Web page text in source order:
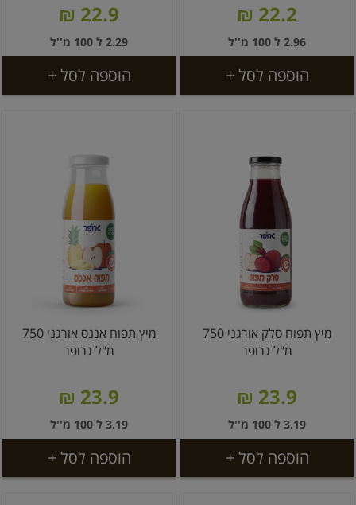
22.2 ₪
2.96 ל 100 מ''ל
הוספה לסל +
22.9 ₪
2.29 ל 100 מ''ל
הוספה לסל +
מיץ תפוח סלק אורגני 750
מ"ל גרופר
23.9 ₪
3.19 ל 100 מ''ל
הוספה לסל +
מיץ תפוח אננס אורגני 750
מ"ל גרופר
23.9 ₪
3.19 ל 100 מ''ל
הוספה לסל +